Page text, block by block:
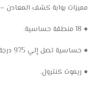
مميزات بوابة كشف المعادن – ZA3000C
● 18 منطقة حساسية.
● حساسية تصل إلي 975 درجة.
● ريموت كنترول.